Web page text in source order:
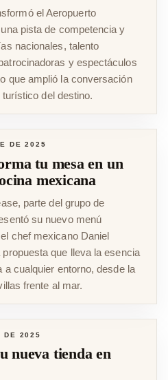
el Aeropuerto
pista de competencia y
nacionales, talento
y espectáculos
que amplió la conversación
del destino.
DE 2025
tu mesa en un
mexicana
parte del grupo de
su nuevo menú
chef mexicano Daniel
que lleva la esencia
cualquier entorno, desde la
frente al mar.
DE 2025
nueva tienda en